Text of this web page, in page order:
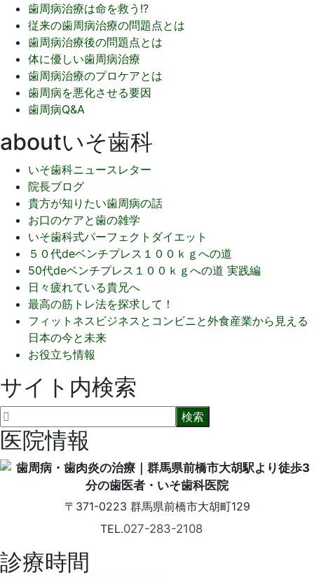
歯周病治療は命を救う!?
従来の歯周病治療の問題点とは
歯周病治療後の問題点とは
体に優しい歯周病治療
歯周病治療のプロケアとは
歯周病を悪化させる要因
歯周病Q&A
aboutいそ歯科
いそ歯科ニュースレター
院長ブログ
貴方が知りたい歯周病の話
お口のケアと歯の雑学
いそ歯科式パーフェクトダイエット
５０代deベンチプレス１００ｋｇへの道
50代deベンチプレス１００ｋｇへの道 実践編
日々疲れている貴兄へ
最高の筋トレ法を探求して！
フィットネスビジネスとコンビニと外食産業から見える
日本の今と未来
お役立ち情報
サイト内検索
医院情報
〒371-0223 群馬県前橋市大胡町129
TEL.027-283-2108
診療時間